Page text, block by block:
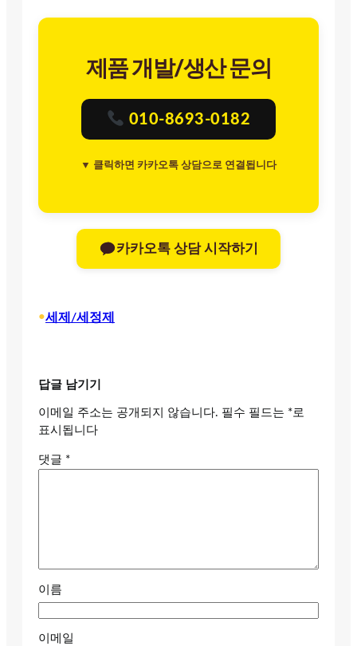
제품 개발/생산 문의
010-8693-0182
▼ 클릭하면 카카오톡 상담으로 연결됩니다
카카오톡 상담 시작하기
•세제/세정제
답글 남기기
이메일 주소는 공개되지 않습니다. 필수 필드는 *로
표시됩니다
댓글 *
이름
이메일